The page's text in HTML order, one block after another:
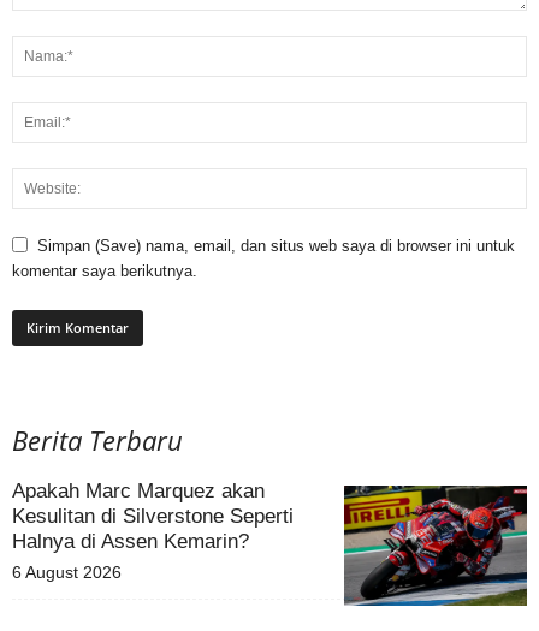
Simpan (Save) nama, email, dan situs web saya di browser ini untuk
komentar saya berikutnya.
Berita Terbaru
Apakah Marc Marquez akan
Kesulitan di Silverstone Seperti
Halnya di Assen Kemarin?
6 August 2026